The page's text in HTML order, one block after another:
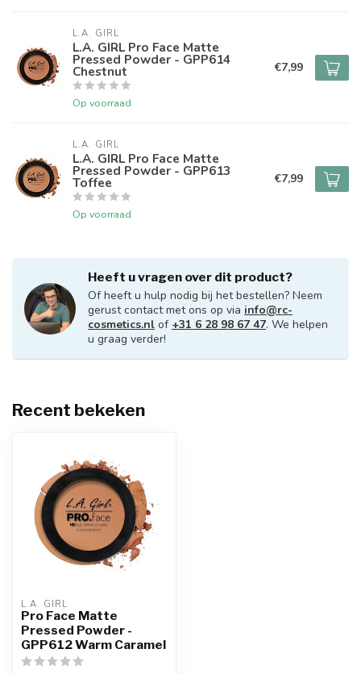
L.A. GIRL
L.A. GIRL Pro Face Matte
Pressed Powder - GPP614
Chestnut
Op voorraad
€7,99
L.A. GIRL
L.A. GIRL Pro Face Matte
Pressed Powder - GPP613
Toffee
Op voorraad
€7,99
Heeft u vragen over dit product?
Of heeft u hulp nodig bij het bestellen? Neem
gerust contact met ons op via info@rc-
cosmetics.nl of +31 6 28 98 67 47. We helpen
u graag verder!
Recent bekeken
L.A. GIRL
Pro Face Matte
Pressed Powder -
GPP612 Warm Caramel